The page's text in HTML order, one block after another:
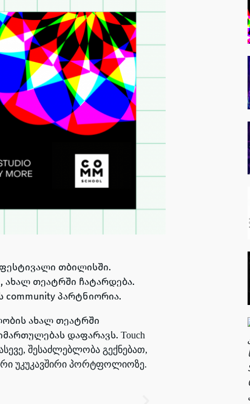
თბილისში.
ახალ თეატრში ჩატარდება.
community პარტნიორია.
ახალ თეატრში
დაფარავს. Touch
შესაძლებლობა გექნებათ,
უკუკავშირი პორტფოლიოზე.